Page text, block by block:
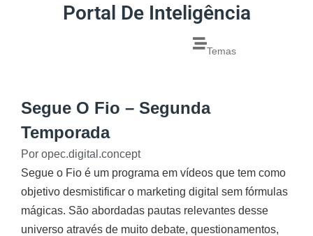
Portal De Inteligência
Temas
Segue O Fio – Segunda
Temporada
Por opec.digital.concept
Segue o Fio é um programa em vídeos que tem como
objetivo desmistificar o marketing digital sem fórmulas
mágicas. São abordadas pautas relevantes desse
universo através de muito debate, questionamentos,